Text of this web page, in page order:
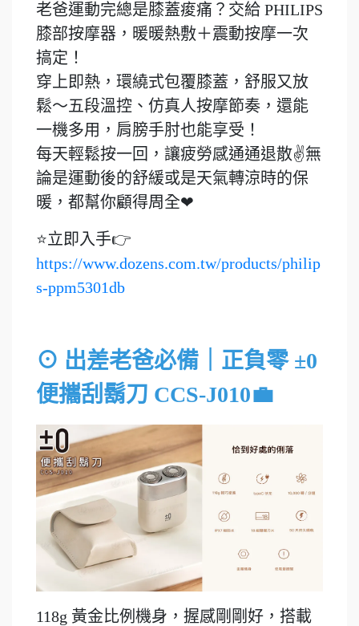
老爸運動完總是膝蓋痠痛？交給 PHILIPS
膝部按摩器，暖暖熱敷＋震動按摩一次
搞定！
穿上即熱，環繞式包覆膝蓋，舒服又放
鬆～五段溫控、仿真人按摩節奏，還能
一機多用，肩膀手肘也能享受！
每天輕鬆按一回，讓疲勞感通通退散✌️無
論是運動後的舒緩或是天氣轉涼時的保
暖，都幫你顧得周全❤
⭐立即入手👉
https://www.dozens.com.tw/products/philip
s-ppm5301db
⊙ 出差老爸必備｜正負零 ±0
便攜刮鬍刀 CCS-J010💼
118g 黃金比例機身，握感剛剛好，搭載